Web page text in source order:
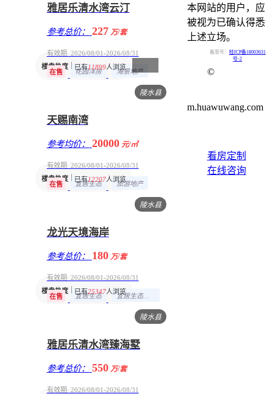
雅居乐清水湾云汀
参考总价： 227 万/套
有效期 2026/08/01-2026/08/31
在售 花园洋房 海景地产
楼盘热度 已有11899人浏览
陵水县
天赐南湾
参考均价： 20000 元/㎡
有效期 2026/08/01-2026/08/31
在售 宜居生态 旅游地产
楼盘热度 已有12207人浏览
陵水县
龙光天境海岸
参考总价： 180 万/套
有效期 2026/08/01-2026/08/31
在售 宜居生态 宜居生态地产
楼盘热度 已有25347人浏览
陵水县
雅居乐清水湾臻海墅
参考总价： 550 万/套
有效期 2026/08/01-2026/08/31
本网站的用户，应
被视为已确认得悉
上述立场。
备案号： 桂ICP备18003631
号-2
©
m.huawuwang.com
看房定制
在线咨询